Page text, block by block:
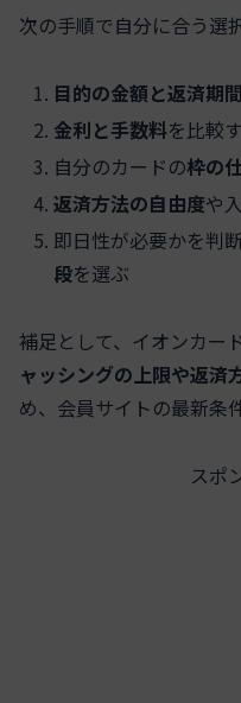
次の手順で自分に合う選
目的の金額と返済期間
金利と手数料を比較
自分のカードの枠の
返済方法の自由度や
即日性が必要かを判断
段を選ぶ
補足として、イオンカー
ャッシングの上限や返済
め、会員サイトの最新条
スポ